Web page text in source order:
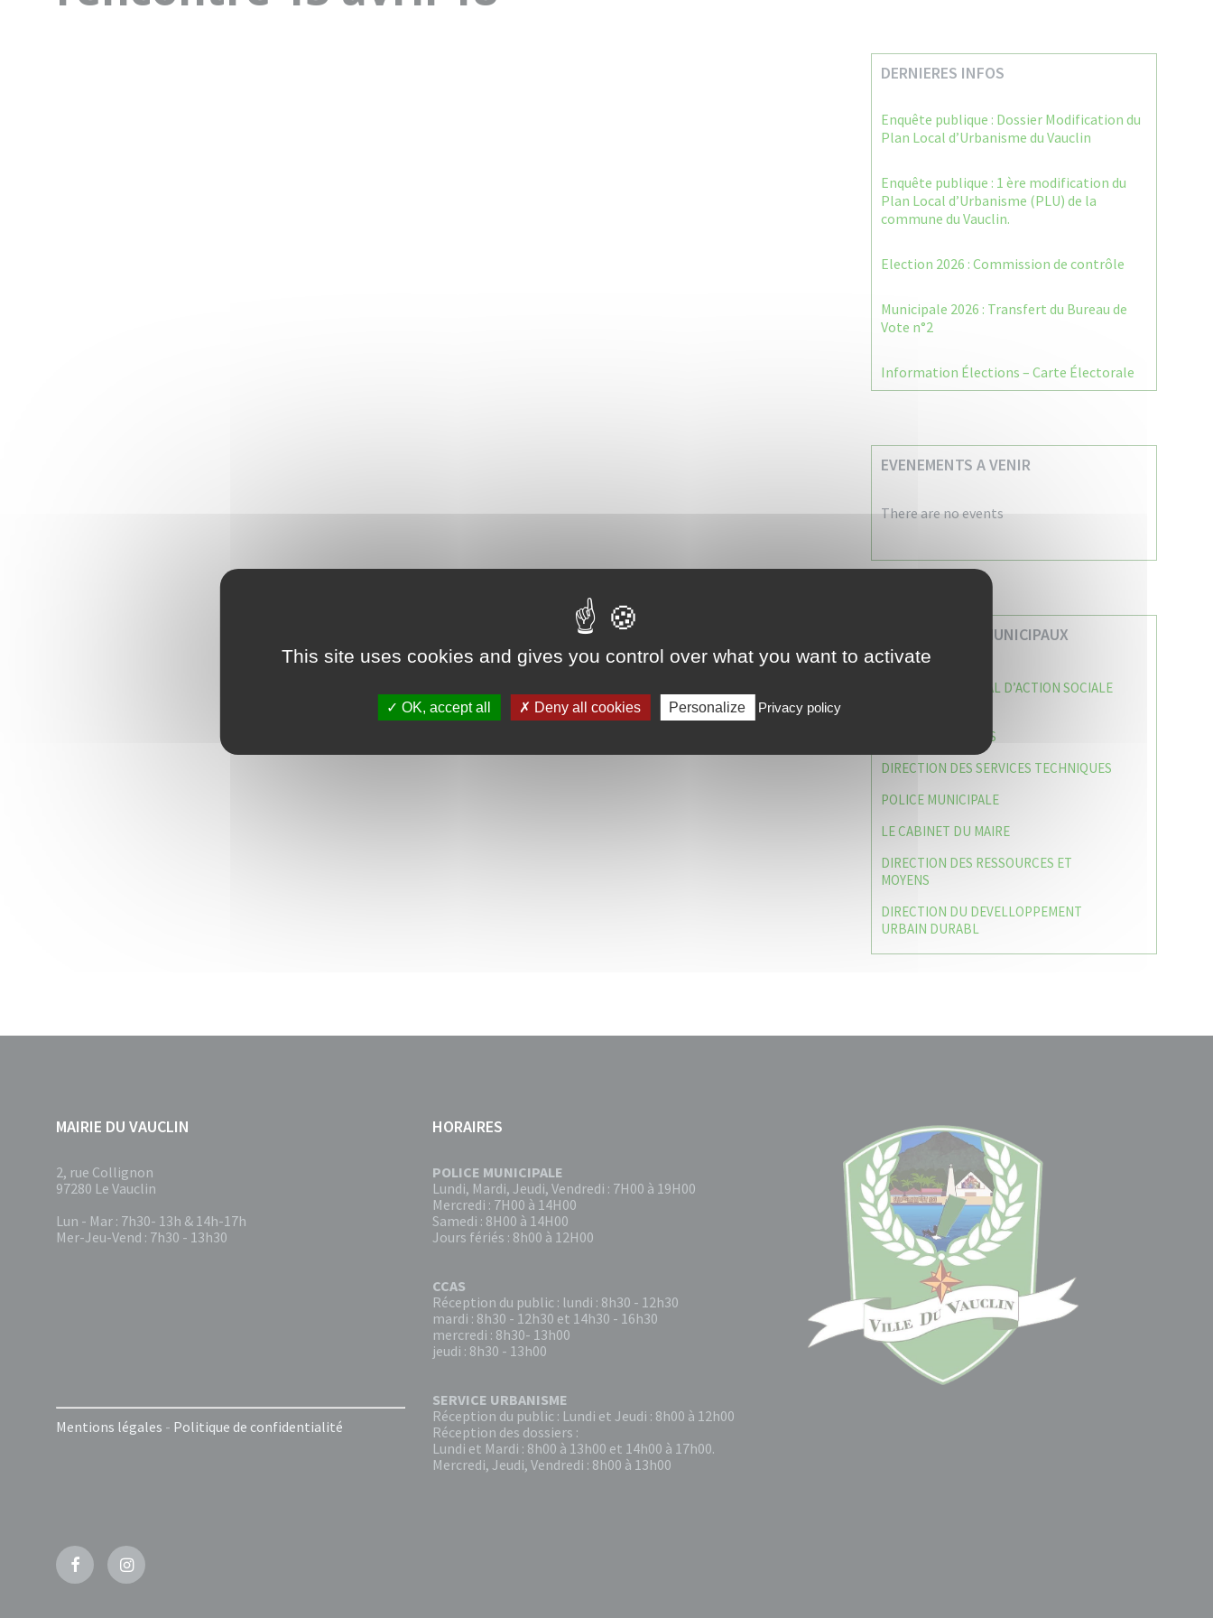
DERNIERES INFOS
Enquête publique : Dossier Modification du
Plan Local d’Urbanisme du Vauclin
Enquête publique : 1 ère modification du
Plan Local d’Urbanisme (PLU) de la
commune du Vauclin.
Election 2026 : Commission de contrôle
Municipale 2026 : Transfert du Bureau de
Vote n°2
Information Élections – Carte Électorale
EVENEMENTS A VENIR
There are no events
VOS SERVICES MUNICIPAUX
CENTRE COMMUNAL D’ACTION SOCIALE
CAISSE DES ÉCOLES
DIRECTION DES SERVICES TECHNIQUES
POLICE MUNICIPALE
LE CABINET DU MAIRE
DIRECTION DES RESSOURCES ET
MOYENS
DIRECTION DU DEVELLOPPEMENT
URBAIN DURABL
MAIRIE DU VAUCLIN
2, rue Collignon
97280 Le Vauclin
Lun - Mar : 7h30- 13h & 14h-17h
Mer-Jeu-Vend : 7h30 - 13h30
Mentions légales - Politique de confidentialité
HORAIRES
POLICE MUNICIPALE
Lundi, Mardi, Jeudi, Vendredi : 7H00 à 19H00
Mercredi : 7H00 à 14H00
Samedi : 8H00 à 14H00
Jours fériés : 8h00 à 12H00
CCAS
Réception du public : lundi : 8h30 - 12h30
mardi : 8h30 - 12h30 et 14h30 - 16h30
mercredi : 8h30- 13h00
jeudi : 8h30 - 13h00
SERVICE URBANISME
Réception du public : Lundi et Jeudi : 8h00 à 12h00
Réception des dossiers :
Lundi et Mardi : 8h00 à 13h00 et 14h00 à 17h00.
Mercredi, Jeudi, Vendredi : 8h00 à 13h00
FacebookInstagram
This site uses cookies and gives you control over what you want to activate
OK, accept all Deny all cookies Personalize Privacy policy